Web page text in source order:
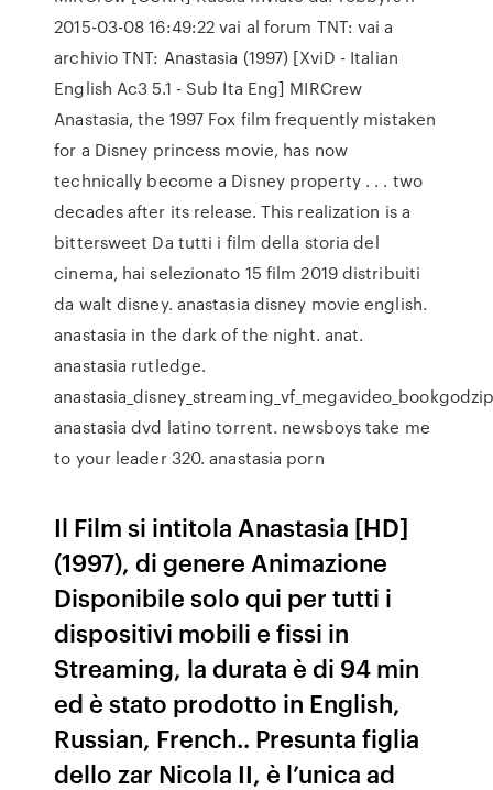
2015-03-08 16:49:22 vai al forum TNT: vai a
archivio TNT: Anastasia (1997) [XviD - Italian
English Ac3 5.1 - Sub Ita Eng] MIRCrew
Anastasia, the 1997 Fox film frequently mistaken
for a Disney princess movie, has now
technically become a Disney property . . . two
decades after its release. This realization is a
bittersweet Da tutti i film della storia del
cinema, hai selezionato 15 film 2019 distribuiti
da walt disney. anastasia disney movie english.
anastasia in the dark of the night. anat.
anastasia rutledge.
anastasia dvd latino torrent. newsboys take me
to your leader 320. anastasia porn
Il Film si intitola Anastasia [HD]
(1997), di genere Animazione
Disponibile solo qui per tutti i
dispositivi mobili e fissi in
Streaming, la durata è di 94 min
ed è stato prodotto in English,
Russian, French.. Presunta figlia
dello zar Nicola II, è l’unica ad